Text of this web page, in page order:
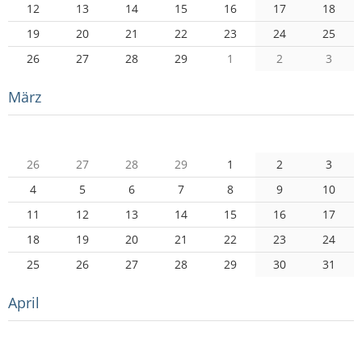
12
13 14 15 16 17
18
19
20 21 22 23 24
25
26
27 28 29 1 2 3
März
26
27 28 29 1 2
3
4
5 6 7 8 9
10
11
12 13 14 15 16
17
18
19 20 21 22 23
24
25
26 27 28 29 30 31
April